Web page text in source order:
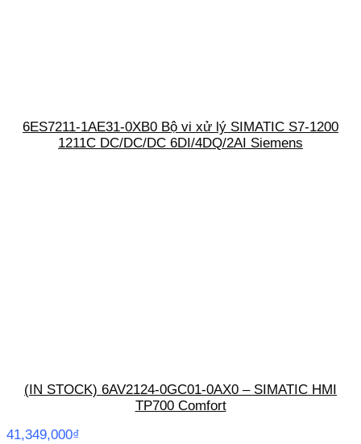
6ES7211-1AE31-0XB0 Bộ vi xử lý SIMATIC S7-1200
1211C DC/DC/DC 6DI/4DQ/2AI Siemens
(IN STOCK) 6AV2124-0GC01-0AX0 – SIMATIC HMI
TP700 Comfort
41,349,000₫